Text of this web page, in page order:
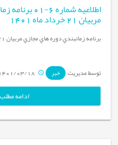
اطلاعيه
مربيان 21 خرداد ماه 1401
برنامه زمانبندي دوره هاي مجازي مربيان 21 خرداد ماه 1401...
توسط مدیریت خبر 1401/03/18
ادامه مطلب